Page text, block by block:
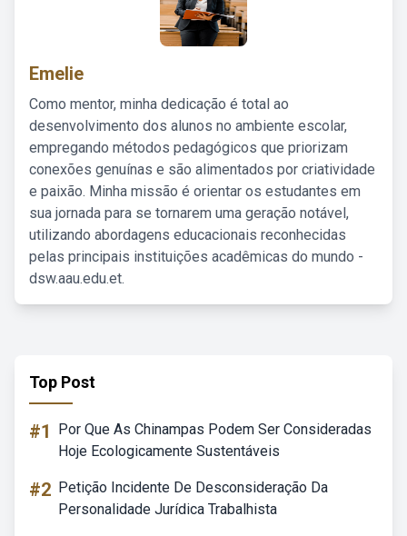
Emelie
Como mentor, minha dedicação é total ao
desenvolvimento dos alunos no ambiente escolar,
empregando métodos pedagógicos que priorizam
conexões genuínas e são alimentados por criatividade
e paixão. Minha missão é orientar os estudantes em
sua jornada para se tornarem uma geração notável,
utilizando abordagens educacionais reconhecidas
pelas principais instituições acadêmicas do mundo -
dsw.aau.edu.et.
Top Post
#1
Por Que As Chinampas Podem Ser Consideradas
Hoje Ecologicamente Sustentáveis
#2 Petição Incidente De Desconsideração Da
Personalidade Jurídica Trabalhista